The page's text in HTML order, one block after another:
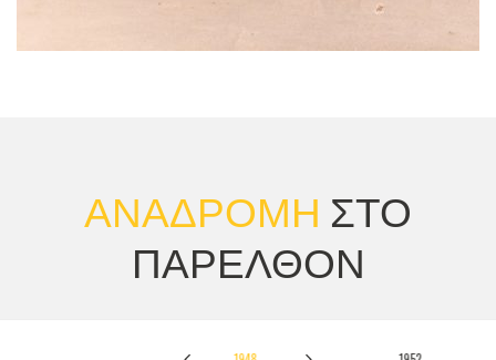
ΑΝΑΔΡΟΜΗ ΣΤΟ
ΠΑΡΕΛΘΟΝ